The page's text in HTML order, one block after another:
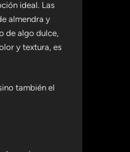
ideal. Las
almendra y
de algo dulce,
y textura, es
también el